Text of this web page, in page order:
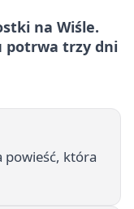
na Wiśle.
potrwa trzy dni
powieść, która